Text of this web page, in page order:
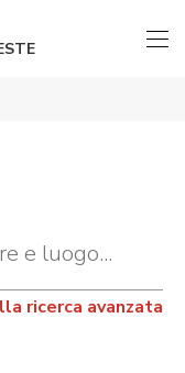
ricerca avanzata